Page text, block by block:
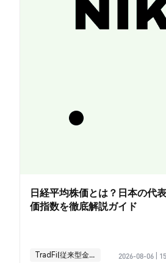
日経平均株価とは？日本の代
価指数を徹底解説ガイド
TradFi(従来型金融) 2026-08-06